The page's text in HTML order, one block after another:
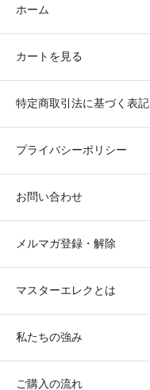
ホーム
カートを見る
特定商取引法に基づく表記
プライバシーポリシー
お問い合わせ
メルマガ登録・解除
マスターエレクとは
私たちの強み
ご購入の流れ